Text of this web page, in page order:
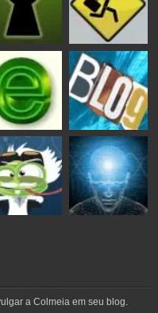
a Colmeia em seu blog.